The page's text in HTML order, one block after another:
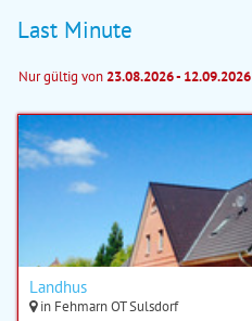
Last Minute
Nur gültig von23.08.2026 - 12.09.2026
Landhus
in Fehmarn OT Sulsdorf